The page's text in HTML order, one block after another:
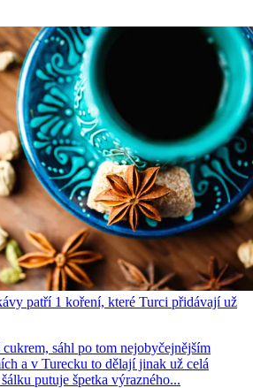
patří 1 koření, které Turci přidávají už
sáhl po tom nejobyčejnějším
a v Turecku to dělají jinak už celá
putuje špetka výrazného...